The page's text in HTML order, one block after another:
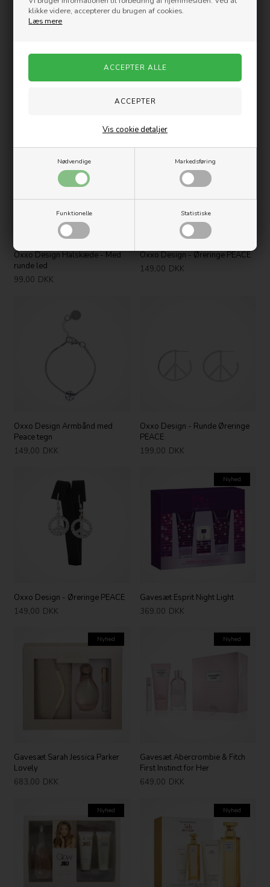
klikke videre, accepterer du brugen af cookies.
Læs mere
Nødvendige Markedsføring
Funktionelle Statistiske
Vis cookie detaljer
Oxxo Design Halskæde - Sort
Oxxo Design Halskæde - Ringe
249,00
Oxxo Design Halskæde - Med
runde led
99,00 DKK
Oxxo Design - Øreringe PEACE
149,00 DKK
Oxxo Design Armbånd med
Peace tegn
149,00 DKK
Oxxo Design - Runde Øreringe
PEACE
199,00 DKK
Oxxo Design - Øreringe PEACE
149,00 DKK
Nyhed
Gavesæt Esprit Night Light
369,00 DKK
Nyhed
Gavesæt Sarah Jessica Parker
Lovely
683,00 DKK
Nyhed
Gavesæt Abercrombie & Fitch
First Instinct for Her
649,00 DKK
Nyhed Nyhed